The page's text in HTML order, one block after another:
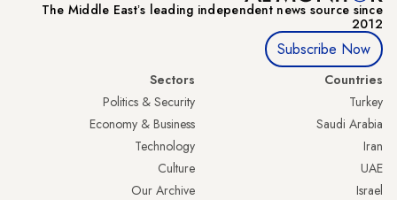
The Middle Eastʼs leading independent news source since
2012
Subscribe Now
Countries
Turkey
Saudi Arabia
Iran
UAE
Israel
Sectors
Politics & Security
Economy & Business
Technology
Culture
Our Archive